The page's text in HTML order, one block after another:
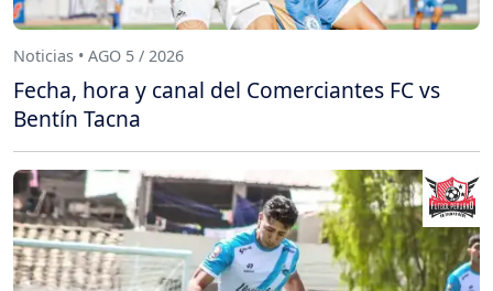
Noticias • AGO 5 / 2026
Fecha, hora y canal del Comerciantes FC vs
Bentín Tacna